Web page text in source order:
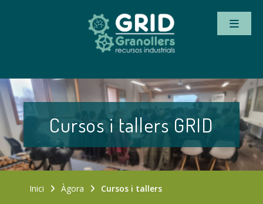
Cursos i tallers GRID
Inici Àgora Cursos i tallers